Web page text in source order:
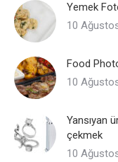
Yemek
10
Food
10
Yansıyan
çekmek
10